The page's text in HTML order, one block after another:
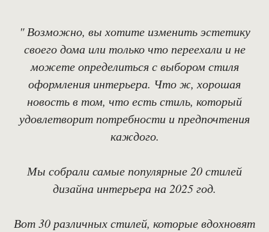
" Возможно, вы хотите изменить эстетику
своего дома или только что переехали и не
можете определиться с выбором стиля
оформления интерьера. Что ж, хорошая
новость в том, что есть стиль, который
удовлетворит потребности и предпочтения
каждого.
Мы собрали самые популярные 20 стилей
дизайна интерьера на 2025 год.
Вот 30 различных стилей, которые вдохновят